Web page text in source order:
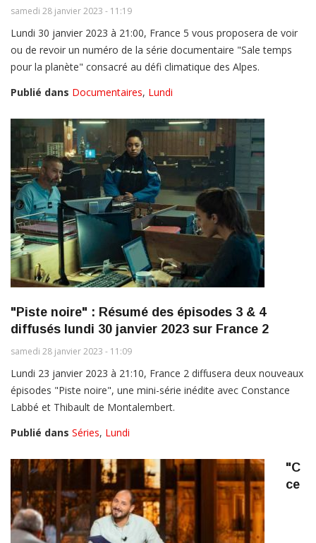
samedi 28 janvier 2023 - 11:19
Lundi 30 janvier 2023 à 21:00, France 5 vous proposera de voir
ou de revoir un numéro de la série documentaire "Sale temps
pour la planète" consacré au défi climatique des Alpes.
Publié dans Documentaires, Lundi
"Piste noire" : Résumé des épisodes 3 & 4
diffusés lundi 30 janvier 2023 sur France 2
samedi 28 janvier 2023 - 11:09
Lundi 23 janvier 2023 à 21:10, France 2 diffusera deux nouveaux
épisodes "Piste noire", une mini-série inédite avec Constance
Labbé et Thibault de Montalembert.
Publié dans Séries, Lundi
"C
ce